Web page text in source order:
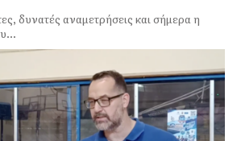
δυνατές αναμετρήσεις και σήμερα η